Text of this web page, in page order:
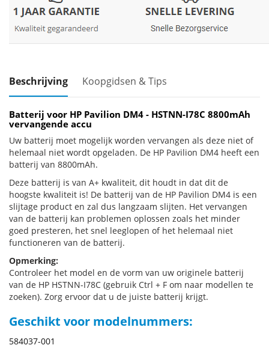
Beschrijving Koopgidsen & Tips
Batterij voor HP Pavilion DM4 - HSTNN-I78C 8800mAh
vervangende accu
Uw batterij moet mogelijk worden vervangen als deze niet of
helemaal niet wordt opgeladen. De HP Pavilion DM4 heeft een
batterij van 8800mAh.
Deze batterij is van A+ kwaliteit, dit houdt in dat dit de
hoogste kwaliteit is! De batterij van de HP Pavilion DM4 is een
slijtage product en zal dus langzaam slijten. Het vervangen
van de batterij kan problemen oplossen zoals het minder
goed presteren, het snel leeglopen of het helemaal niet
functioneren van de batterij.
Opmerking:
Controleer het model en de vorm van uw originele batterij
van de HP HSTNN-I78C (gebruik Ctrl + F om naar modellen te
zoeken). Zorg ervoor dat u de juiste batterij krijgt.
Geschikt voor modelnummers:
584037-001